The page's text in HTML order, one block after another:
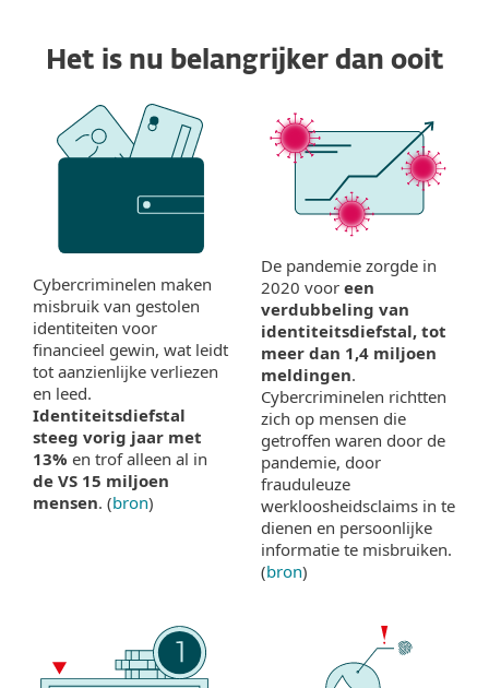
Het is nu belangrijker dan ooit
Cybercriminelen maken
misbruik van gestolen
identiteiten voor
financieel gewin, wat leidt
tot aanzienlijke verliezen
en leed.
Identiteitsdiefstal
steeg vorig jaar met
13% en trof alleen al in
de VS 15 miljoen
mensen. (bron)
De pandemie zorgde in
2020 voor een
verdubbeling van
identiteitsdiefstal, tot
meer dan 1,4 miljoen
meldingen.
Cybercriminelen richtten
zich op mensen die
getroffen waren door de
pandemie, door
frauduleuze
werkloosheidsclaims in te
dienen en persoonlijke
informatie te misbruiken.
(bron)